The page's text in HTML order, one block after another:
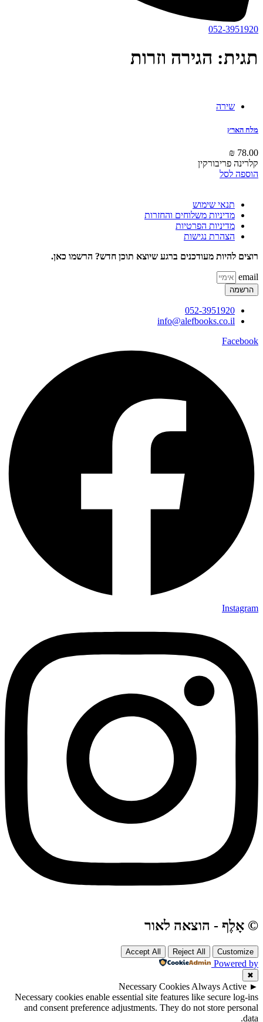
052-3951920
תגית: הגירה וזרות
שירה
מלח הארץ
78.00
₪
קלרינה פריבורקין
הוספה לסל
תנאי שימוש
מדיניות משלוחים והחזרות
מדיניות הפרטיות
הצהרת נגישות
רוצים להיות מעודכנים ברגע שיוצא תוכן חדש? הרשמו כאן.
email
הרשמה
052-3951920
info@alefbooks.co.il
Facebook
Instagram
© אָלֶף - הוצאה לאור
Customize
Reject All
Accept All
Powered by
✖
►
Necessary Cookies Always Active
Necessary cookies enable essential site features like secure log-ins
and consent preference adjustments. They do not store personal
data.